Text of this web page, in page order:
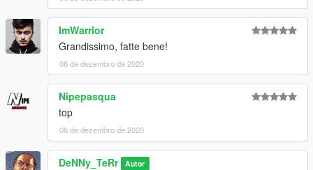
ImWarrior
Grandissimo, fatte bene!
06 de dezembro de 2020
Nipepasqua
top
06 de dezembro de 2020
DeNNy_TeRr Autor